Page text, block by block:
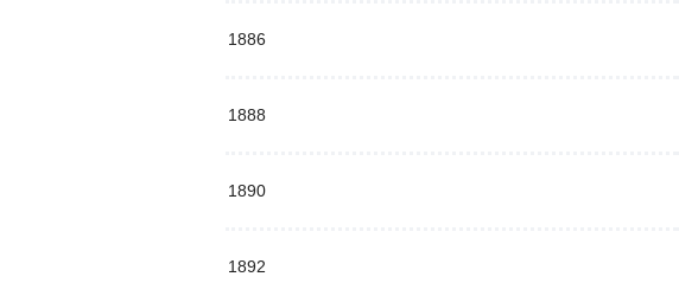
1886
1888
1890
1892